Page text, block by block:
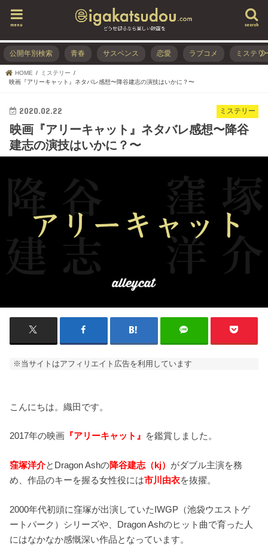
search
menu
公開年別検索 青春 サスペンス 恋愛 ラブコメ ミステリ
HOME
ミステリー
映画『アリーキャット』ネタバレ感想〜降谷建志の演技はいかに？〜
ミステリー
2020.02.22
映画『アリーキャット』ネタバレ感想〜降谷
建志の演技はいかに？〜
※当サイトはアフィリエイト広告を利用しています
こんにちは。織田です。
2017年の映画 『アリーキャット』 を鑑賞しました。
窪塚洋介とDragon Ashの降谷建志（ kj） がダブル主演を務
め、作品のキーを握る女性役には市川由衣を抜擢。
2000年代初頭に窪塚が出演していたIWGP（池袋ウエストゲ
ートパーク）シリーズや、Dragon Ashのヒット曲で育った人
にはなかなか感慨深い作品となっています。